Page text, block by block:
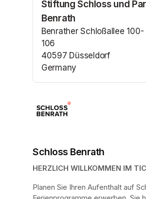
Stiftung Schloss und
Benrath
Benrather Schloßallee 100-
106
40597 Düsseldorf
Germany
(opens in a new tab)
Schloss Benrath
HERZLICH WILLKOMMEN IM
Planen Sie Ihren Aufenthalt auf